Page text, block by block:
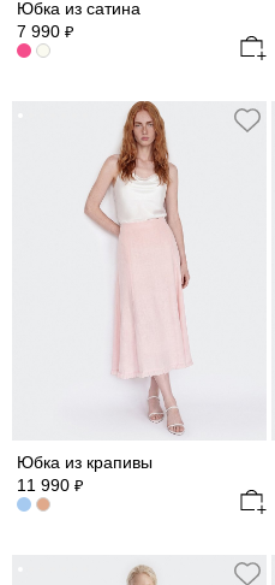
Юбка из сатина
7 990 ₽
Юбка из крапивы
11 990 ₽